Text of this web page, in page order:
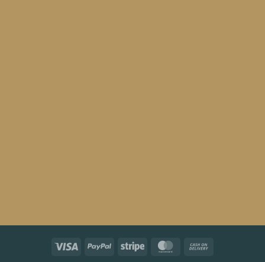
Visa PayPal Stripe MasterCard